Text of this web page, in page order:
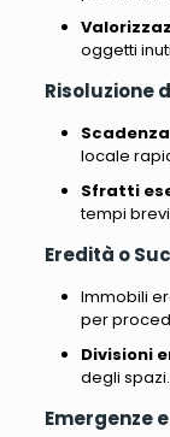
oggetti
Risoluzione
locale
Sfratti
tempi
Eredità o
Immobili
per
Divisioni
degli spazi.
Emergenze